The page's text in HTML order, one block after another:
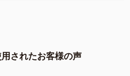
されたお客様の声